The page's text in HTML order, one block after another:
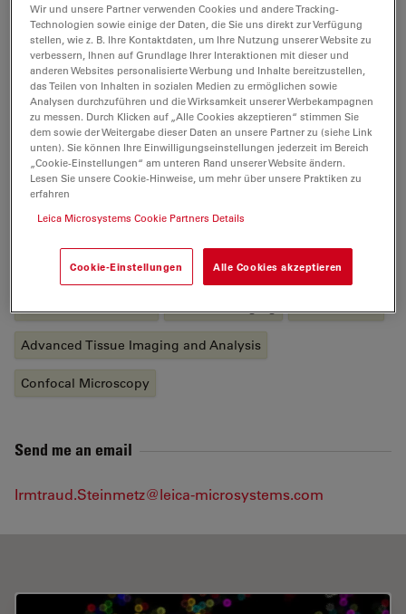
Irmtraud Steinmetz ist zuständig für
Kundendemonstrationen, Schulungen, die weltweite
Organisation von Workshops sowie die
Zusammenarbeit mit Referenzkunden und
Anwendungsschreiben. Sie arbeitet auch in internen
Projekten mit. Neben den klassischen konfokalen
Mikroskopieanwendungen arbeitet sie im Bereich
Einzelmoleküldetektionsverfahren mitFLIM,FCSund
FLCSsowie Multiphotonenmikroskopie und
Advanced Tissue Imaging and Analysis
Confocal Microscopy
Send me an email
Irmtraud.Steinmetz@leica-microsystems.com
Wir und unsere Partner verwenden Cookies und andere Tracking-
Technologien sowie einige der Daten, die Sie uns direkt zur Verfügung
stellen, wie z. B. Ihre Kontaktdaten, um Ihre Nutzung unserer Website zu
verbessern, Ihnen auf Grundlage Ihrer Interaktionen mit dieser und
anderen Websites personalisierte Werbung und Inhalte bereitzustellen,
das Teilen von Inhalten in sozialen Medien zu ermöglichen sowie
Analysen durchzuführen und die Wirksamkeit unserer Werbekampagnen
zu messen. Durch Klicken auf „Alle Cookies akzeptieren“ stimmen Sie
dem sowie der Weitergabe dieser Daten an unsere Partner zu (siehe Link
unten). Sie können Ihre Einwilligungseinstellungen jederzeit im Bereich
„Cookie-Einstellungen“ am unteren Rand unserer Website ändern.
Lesen Sie unsere Cookie-Hinweise, um mehr über unsere Praktiken zu
erfahren
Leica Microsystems Cookie Partners Details
Cookie-Einstellungen Alle Cookies akzeptieren